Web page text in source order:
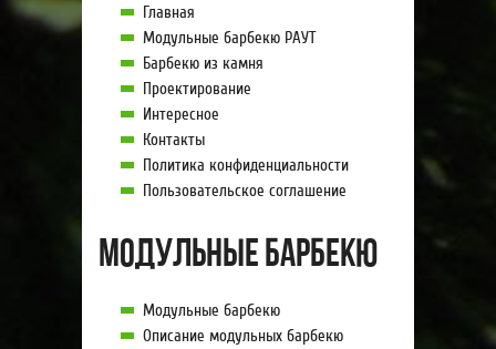
Главная
Модульные барбекю РАУТ
Барбекю из камня
Проектирование
Интересное
Контакты
Политика конфиденциальности
Пользовательское соглашение
Модульные барбекю
Модульные барбекю
Описание модульных барбекю